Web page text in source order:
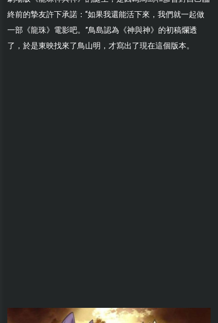
終前的摯友許下承諾：“如果我還能活下來，我們就一起做
一部《龍珠》電影吧。”鳥島認為《神與神》的初稿爛透
了，於是東映找來了鳥山明，才寫出了現在這個版本。